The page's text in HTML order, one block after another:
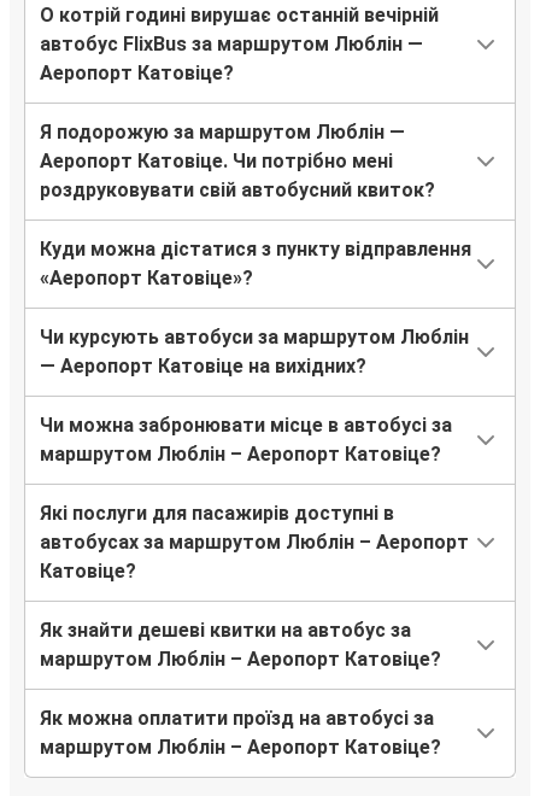
О котрій годині вирушає останній вечірній
автобус FlixBus за маршрутом Люблін —
Аеропорт Катовіце?
Я подорожую за маршрутом Люблін —
Аеропорт Катовіце. Чи потрібно мені
роздруковувати свій автобусний квиток?
Куди можна дістатися з пункту відправлення
«Аеропорт Катовіце»?
Чи курсують автобуси за маршрутом Люблін
— Аеропорт Катовіце на вихідних?
Чи можна забронювати місце в автобусі за
маршрутом Люблін – Аеропорт Катовіце?
Які послуги для пасажирів доступні в
автобусах за маршрутом Люблін – Аеропорт
Катовіце?
Як знайти дешеві квитки на автобус за
маршрутом Люблін – Аеропорт Катовіце?
Як можна оплатити проїзд на автобусі за
маршрутом Люблін – Аеропорт Катовіце?